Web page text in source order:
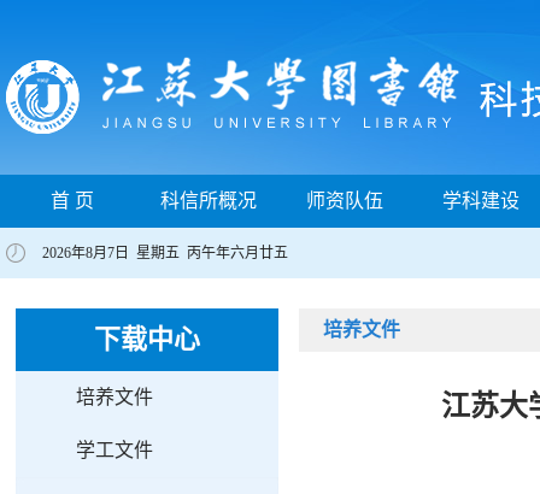
首 页 科信所概况 师资队伍 学科建设
2026年8月7日 星期五 丙午年六月廿五
下载中心
培养文件
学工文件
培养文件
江苏大